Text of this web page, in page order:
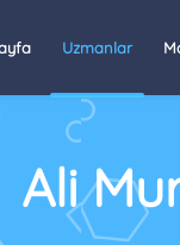
Uzmanlar
Ali